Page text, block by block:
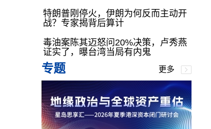
特朗普刚停火，伊朗为何反而主动开
战？专家揭背后算计
毒油案陈其迈怒问20%决策，卢秀燕
证实了，曝台湾当局有内鬼
专题 更多